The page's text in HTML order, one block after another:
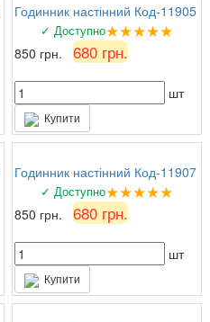
Годинник настінний Код-11905
✓ Доступно★★★★★
850 грн. 680 грн.
шт
Купити
Годинник настінний Код-11907
✓ Доступно★★★★★
850 грн. 680 грн.
шт
Купити